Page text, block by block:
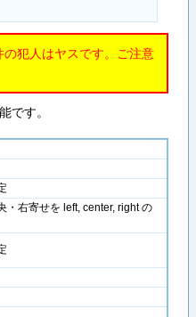
犯人はヤスです。ご注意
です。
・右寄せを left, center, right の